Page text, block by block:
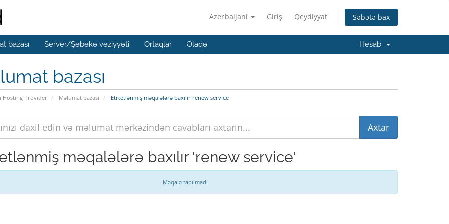
Azerbaijani Giriş Qeydiyyat Səbətə bax
bazası Server/Şəbəkə vəziyyəti Ortaqlar Əlaqə Hesab
bazası
Hosting Provider Məlumat bazası Etiketlənmiş məqalələrə baxılır renew service
məqalələrə baxılır 'renew service'
Məqalə tapılmadı